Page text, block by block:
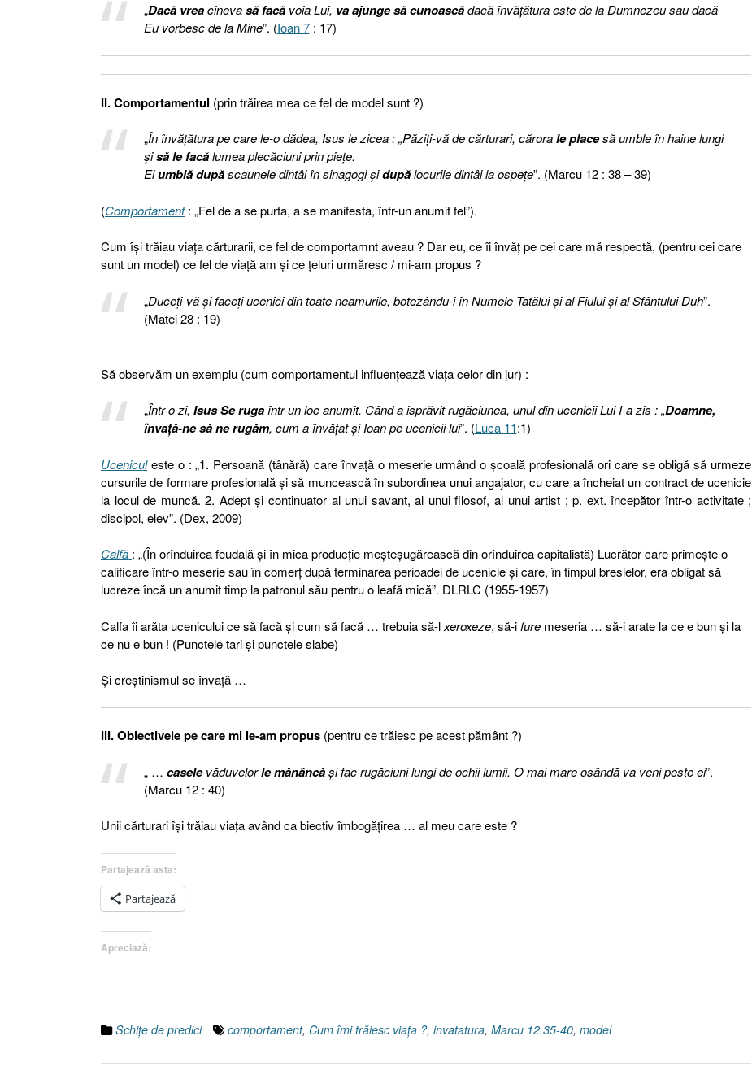
„Dacă vreacinevasă facăvoia Lui, va ajunge să cunoascădacă învăţătura este de la Dumnezeu sau dacă
Eu vorbesc de la Mine”. (Ioan 7: 17)
II. Comportamentul (prin trăirea mea ce fel de model sunt ?)
„În învăţătura pe care le-o dădea, Isus le zicea : „Păziţi-vă de cărturari, cărorale placesă umble în haine lungi
şisă le facălumea plecăciuni prin pieţe.
Eiumblă dupăscaunele dintâi în sinagogi şidupălocurile dintâi la ospeţe”. (Marcu 12 : 38 – 39)
(Comportament: „Fel de a se purta, a se manifesta, într-un anumit fel”).
Cum îşi trăiau viaţa cărturarii, ce fel de comportamnt aveau ? Dar eu, ce îi învăţ pe cei care mă respectă, (pentru cei care
sunt un model) ce fel de viaţă am şi ce ţeluri urmăresc / mi-am propus ?
„Duceţi-vă şi faceţi ucenici din toate neamurile, botezându-i în Numele Tatălui şi al Fiului şi al Sfântului Duh”.
(Matei 28 : 19)
Să observăm un exemplu (cum comportamentul influenţează viaţa celor din jur) :
„Într-o zi, Isus Se rugaîntr-un loc anumit. Când a isprăvit rugăciunea, unul din ucenicii Lui I-a zis : „Doamne,
învaţă-ne să ne rugăm, cum a învăţat şi Ioan pe ucenicii lui”. (Luca 11:1)
Uceniculeste o : „1. Persoană (tânără) care învață o meserie urmând o școală profesională ori care se obligă să urmeze
cursurile de formare profesională și să muncească în subordinea unui angajator, cu care a încheiat un contract de ucenicie
la locul de muncă. 2. Adept și continuator al unui savant, al unui filosof, al unui artist ; p. ext. începător într-o activitate ;
discipol, elev”. (Dex, 2009)
Calfă : „(În orînduirea feudală și în mica producție meșteșugărească din orînduirea capitalistă) Lucrător care primește o
calificare într-o meserie sau în comerț după terminarea perioadei de ucenicie și care, în timpul breslelor, era obligat să
lucreze încă un anumit timp la patronul său pentru o leafă mică”. DLRLC (1955-1957)
Calfa îi arăta ucenicului ce să facă şi cum să facă … trebuia să-lxeroxeze, să-ifure meseria … să-i arate la ce e bun şi la
ce nu e bun ! (Punctele tari şi punctele slabe)
Şi creştinismul se învaţă …
III. Obiectivele pe care mi le-am propus (pentru ce trăiesc pe acest pământ ?)
„ … caselevăduvelorle mănâncăşi fac rugăciuni lungi de ochii lumii. O mai mare osândă va veni peste ei”.
(Marcu 12 : 40)
Unii cărturari îşi trăiau viaţa având ca biectiv îmbogăţirea … al meu care este ?
Partajează asta:
Partajează
Apreciază:
Schiţe de predici comportament, Cum îmi trăiesc viaţa ?, invatatura, Marcu 12.35-40, model